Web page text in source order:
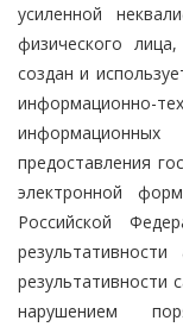
усиленной
физического
создан и
информационно-
предоставления
электронной
Российской
результативности
нарушением